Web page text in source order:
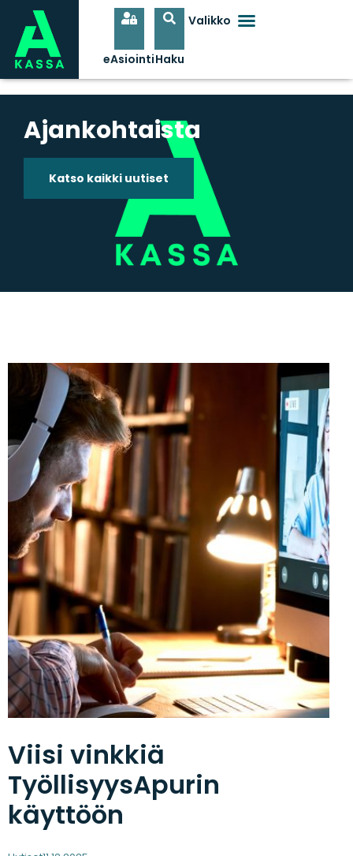
Ajankohtaista
Katso kaikki uutiset
Viisi vinkkiä
TyöllisyysApurin
käyttöön